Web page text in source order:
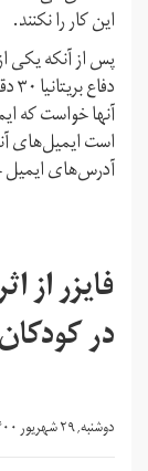
این کار را نکنند.
پس از آنکه یکی
آنها خواست که
است ایمیل‌های
آدرس‌های
فایزر
در کودکان ۵ تا ۱۱ ساله خبر داد
دوشنبه, ۲۹ شهریور ۱۴۰۰ ۱۸:۱۵